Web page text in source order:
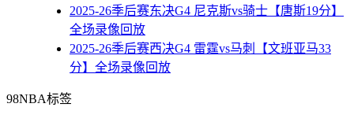
2025-26季后赛东决G4 尼克斯vs骑士【唐斯19分】
全场录像回放
2025-26季后赛西决G4 雷霆vs马刺【文班亚马33
分】全场录像回放
98NBA标签